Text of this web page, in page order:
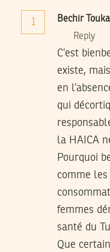
1 Bechir
Reply
C’est
existe,
en
qui
la HAICA
Pourquoi
comme les
femmes
santé du
Que